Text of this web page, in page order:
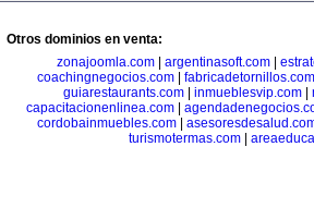
Otros dominios en venta:
zonajoomla.com| argentinasoft.com|
coachingnegocios.com| fabricadetornillos.com
guiarestaurants.com| inmueblesvip.com|
capacitacionenlinea.com|
cordobainmuebles.com
turismotermas.com